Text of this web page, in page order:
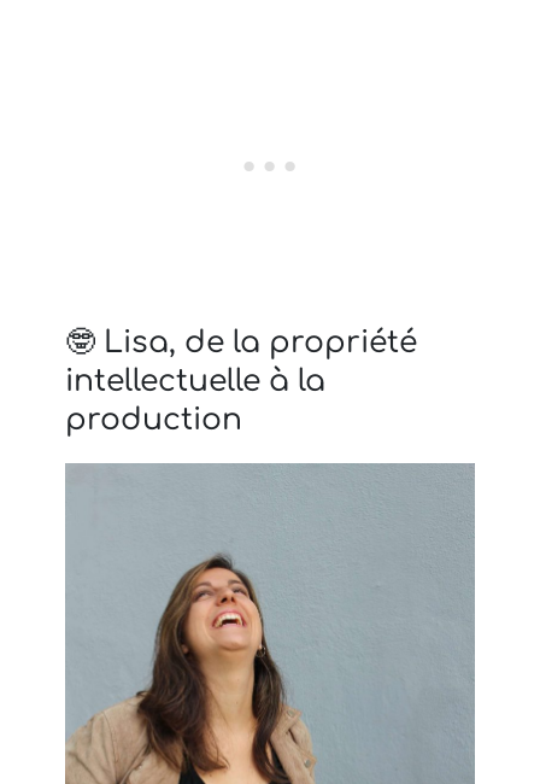
🤓 Lisa, de la propriété
intellectuelle à la
production